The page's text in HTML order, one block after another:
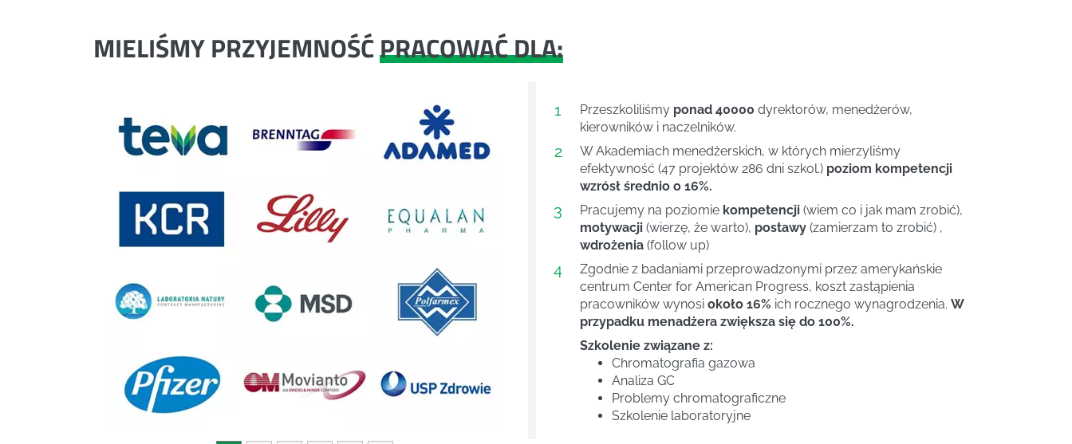
MIELIŚMY PRZYJEMNOŚĆPRACOWAĆ DLA:
1 Przeszkoliliśmy ponad 40000 dyrektorów, menedżerów,
kierowników i naczelników.
2
W Akademiach menedżerskich, w których mierzyliśmy
efektywność (47 projektów 286 dni szkol.) poziom kompetencji
wzrósł średnio o 16%.
3 Pracujemy na poziomie kompetencji (wiem co i jak mam zrobić),
motywacji (wierzę, że warto), postawy (zamierzam to zrobić) ,
wdrożenia (follow up)
4
Zgodnie z badaniami przeprowadzonymi przez amerykańskie
centrum Center for American Progress, koszt zastąpienia
pracowników wynosi około 16% ich rocznego wynagrodzenia. W
przypadku menadżera zwiększa się do 100%.
Szkolenie związane z:
Chromatografia gazowa
Analiza GC
Problemy chromatograficzne
Szkolenie laboratoryjne